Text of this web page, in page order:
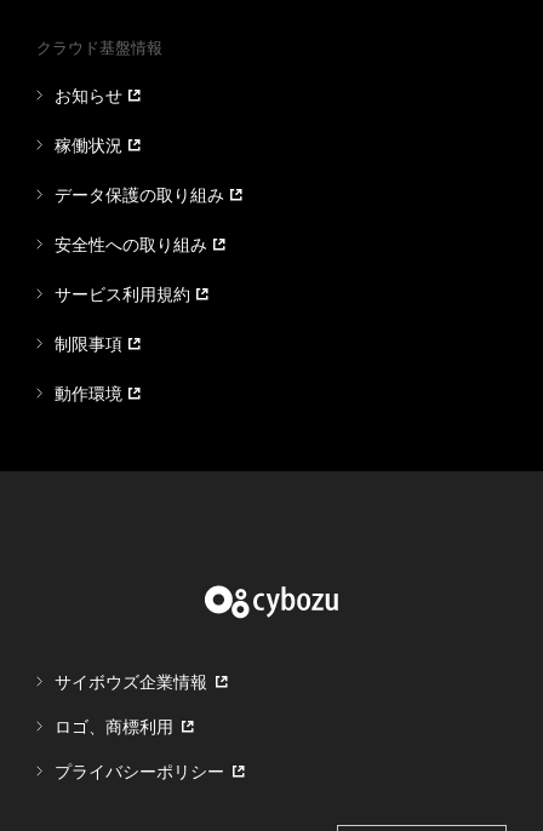
クラウド基盤情報
お知らせ
稼働状況
データ保護の取り組み
安全性への取り組み
サービス利用規約
制限事項
動作環境
サイボウズ企業情報
ロゴ、商標利用
プライバシーポリシー